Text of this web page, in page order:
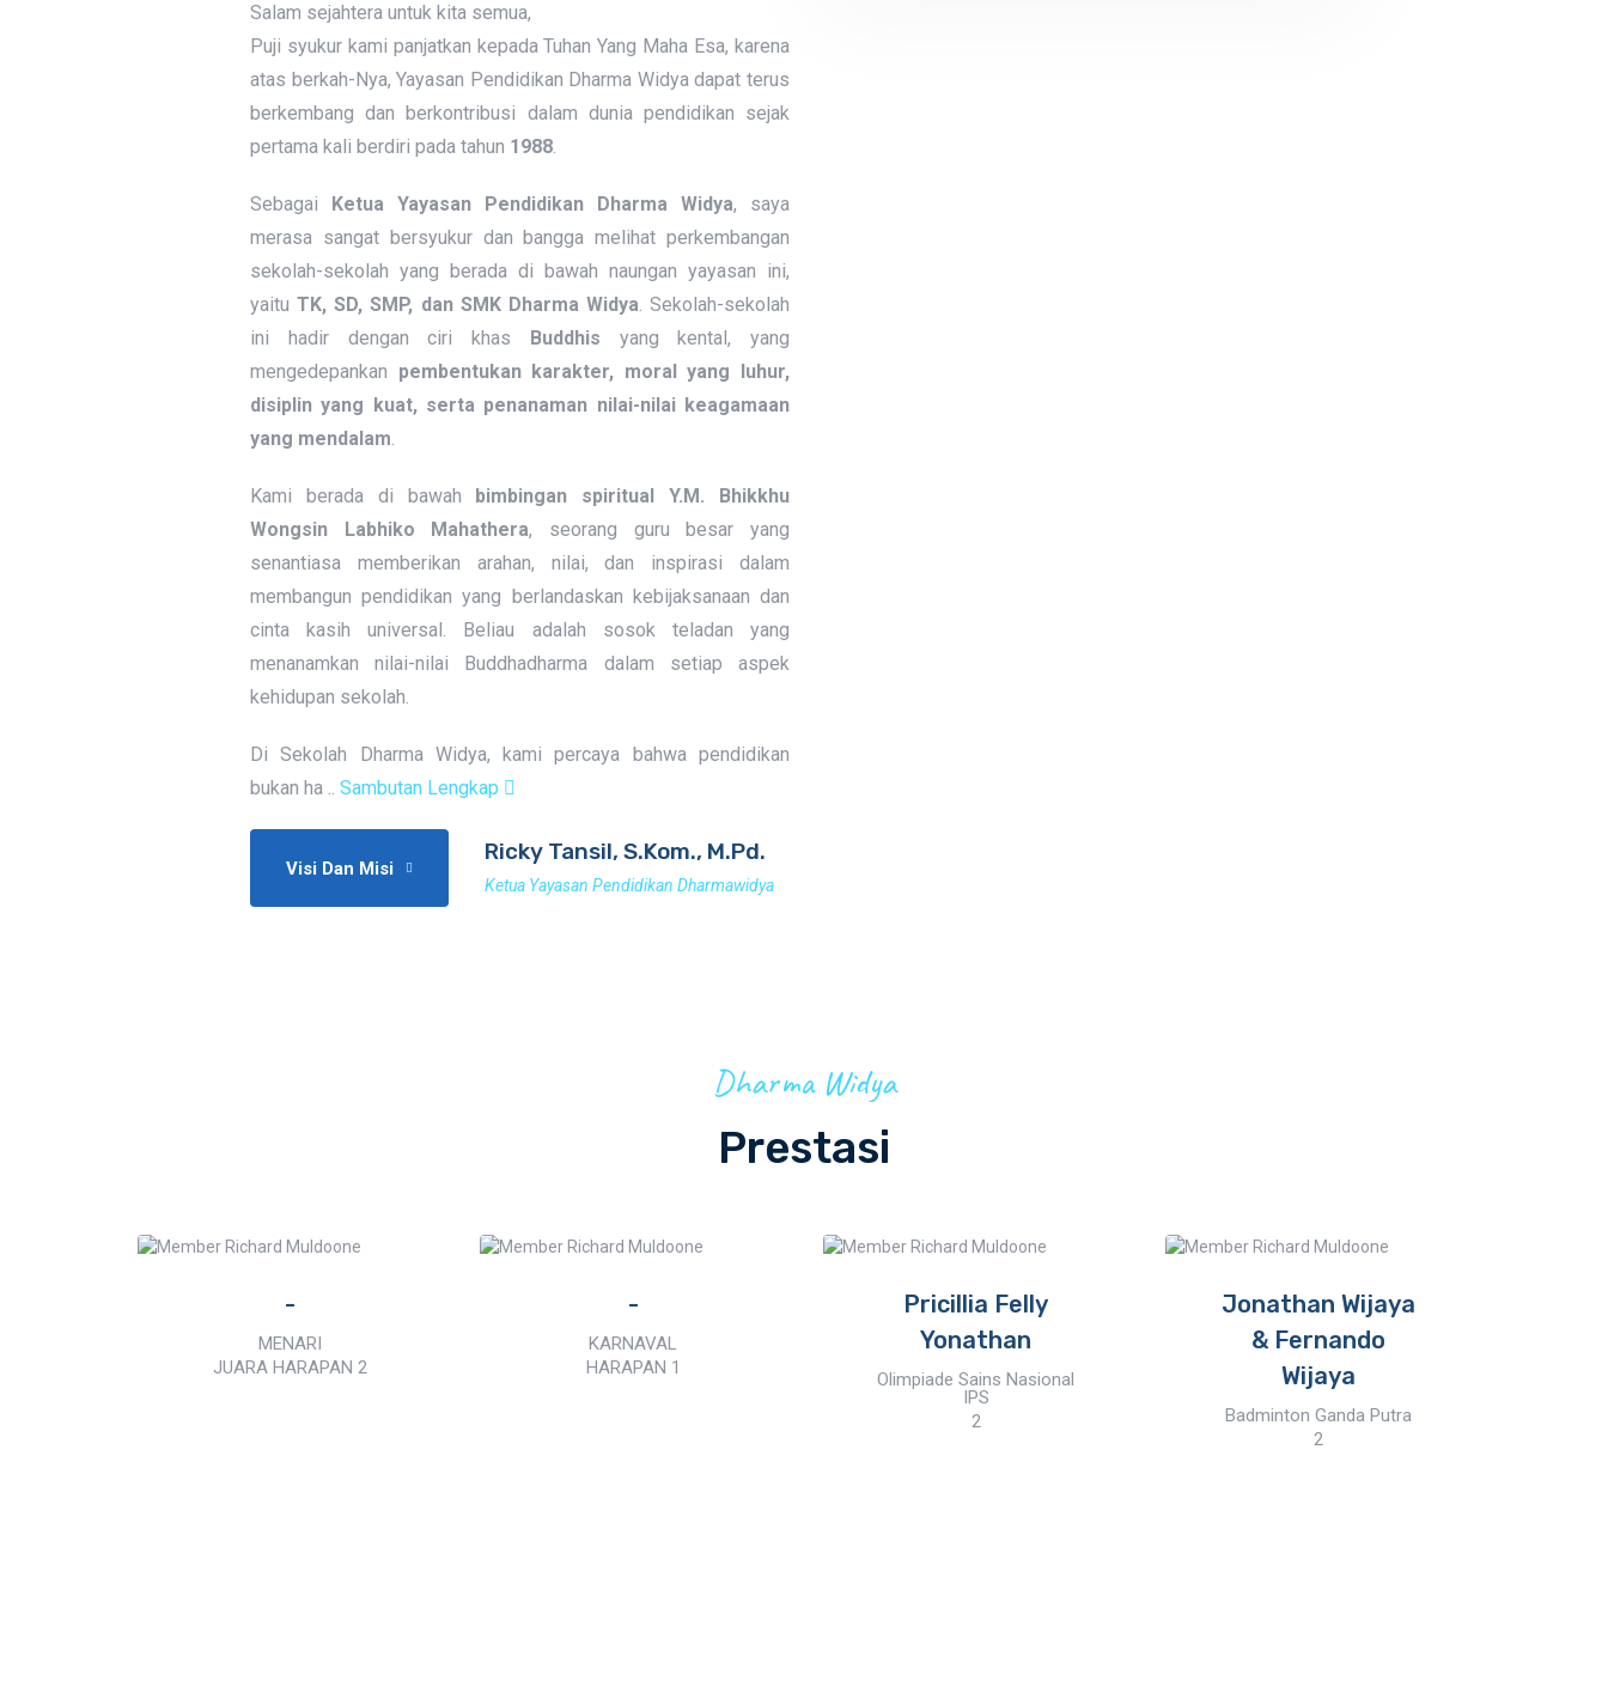
Salam sejahtera untuk kita semua,
Puji syukur kami panjatkan kepada Tuhan Yang Maha Esa, karena
atas berkah-Nya, Yayasan Pendidikan Dharma Widya dapat terus
berkembang dan berkontribusi dalam dunia pendidikan sejak
pertama kali berdiri pada tahun 1988.
Sebagai Ketua Yayasan Pendidikan Dharma Widya, saya
merasa sangat bersyukur dan bangga melihat perkembangan
sekolah-sekolah yang berada di bawah naungan yayasan ini,
yaituTK, SD, SMP, dan SMK Dharma Widya. Sekolah-sekolah
ini hadir dengan ciri khas Buddhis yang kental, yang
mengedepankan pembentukan karakter, moral yang luhur,
disiplin yang kuat, serta penanaman nilai-nilai keagamaan
yang mendalam.
Kami berada di bawah bimbingan spiritual Y.M. Bhikkhu
Wongsin Labhiko Mahathera, seorang guru besar yang
senantiasa memberikan arahan, nilai, dan inspirasi dalam
membangun pendidikan yang berlandaskan kebijaksanaan dan
cinta kasih universal. Beliau adalah sosok teladan yang
menanamkan nilai-nilai Buddhadharma dalam setiap aspek
kehidupan sekolah.
Di Sekolah Dharma Widya, kami percaya bahwa pendidikan
bukan ha .. Sambutan Lengkap
Visi Dan Misi
Ricky Tansil, S.Kom., M.Pd.
Ketua Yayasan Pendidikan Dharmawidya
Dharma Widya
Prestasi
-
MENARI
JUARA HARAPAN 2
-
KARNAVAL
HARAPAN 1
Pricillia Felly
Yonathan
Olimpiade Sains Nasional
IPS
2
Jonathan Wijaya
& Fernando
Wijaya
Badminton Ganda Putra
2